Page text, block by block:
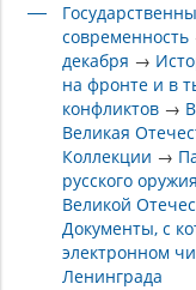
современность
декабря →
на фронте и в
конфликтов →
Великая
Коллекции →
русского
Великой
Документы, с
электронном
Ленинграда